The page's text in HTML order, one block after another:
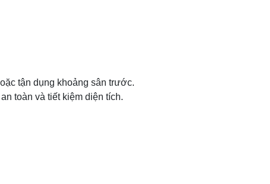
tận dụng khoảng sân trước.
toàn và tiết kiệm diện tích.